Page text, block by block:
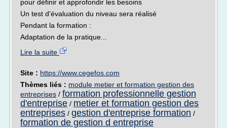
pour définir et approfondir les besoins
Un test d'évaluation du niveau sera réalisé
Pendant la formation :
Adaptation de la pratique...
Lire la suite
Site : https://www.cegefos.com
Thèmes liés : module metier et formation gestion des
entreprises / formation professionnelle gestion
d'entreprise / metier et formation gestion des
entreprises / gestion d'entreprise formation /
formation de gestion d entreprise